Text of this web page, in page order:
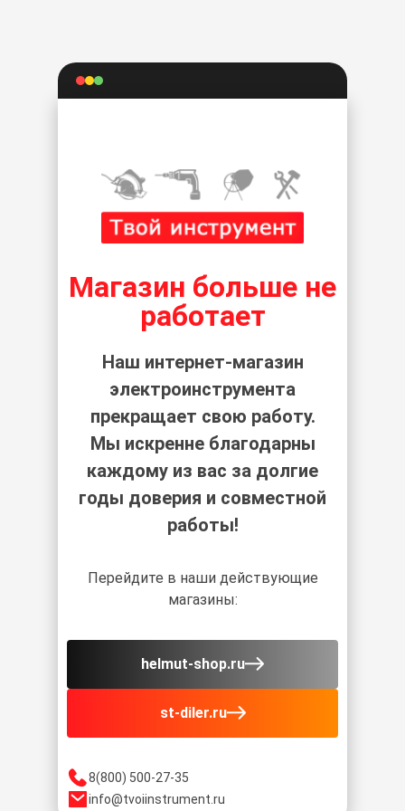
8(800) 500-27-35
info@tvoiinstrument.ru
Магазин больше не
работает
Наш интернет-магазин
электроинструмента
прекращает свою работу.
Мы искренне благодарны
каждому из вас за долгие
годы доверия и совместной
работы!
Перейдите в наши действующие
магазины:
helmut-shop.ru
st-diler.ru